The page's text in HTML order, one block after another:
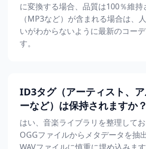
に変換する場合、品質は100％維
（MP3など）が含まれる場合は、
いがわからないように最新のコー
す。
ID3タグ（アーティスト、
ーなど）は保持されますか？
はい、音楽ライブラリを整理して
OGGファイルからメタデータを抽